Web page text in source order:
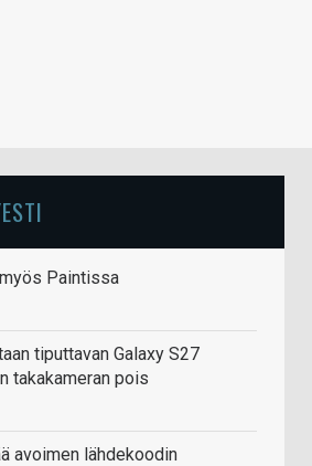
Paintissa
tiputtavan Galaxy S27
takakameran pois
avoimen lähdekoodin